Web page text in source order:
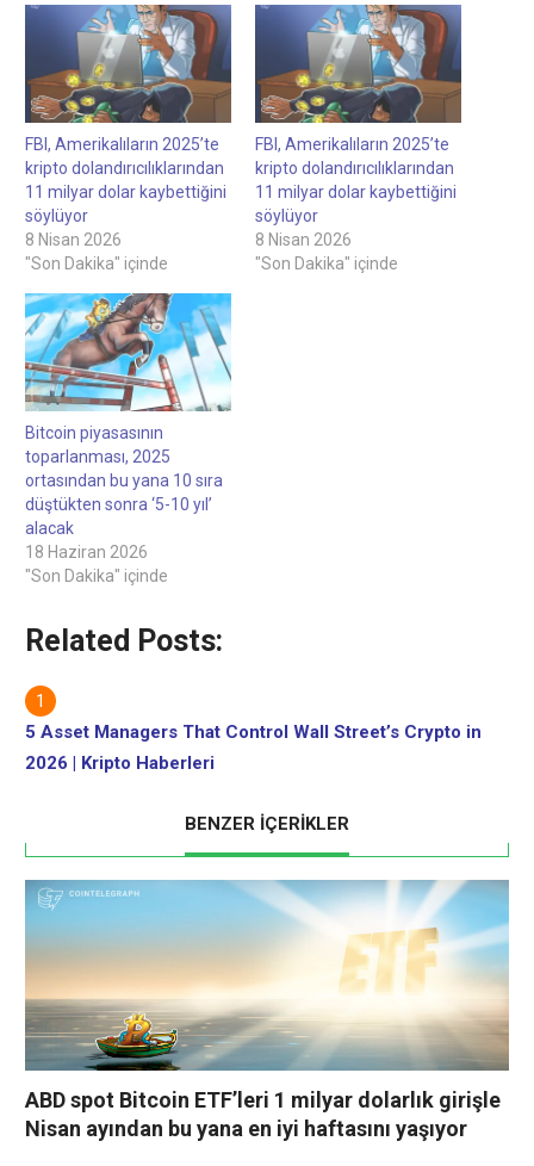
FBI, Amerikalıların 2025’te
kripto dolandırıcılıklarından
11 milyar dolar kaybettiğini
söylüyor
8 Nisan 2026
"Son Dakika" içinde
FBI, Amerikalıların 2025’te
kripto dolandırıcılıklarından
11 milyar dolar kaybettiğini
söylüyor
8 Nisan 2026
"Son Dakika" içinde
Bitcoin piyasasının
toparlanması, 2025
ortasından bu yana 10 sıra
düştükten sonra ‘5-10 yıl’
alacak
18 Haziran 2026
"Son Dakika" içinde
Related Posts:
5 Asset Managers That Control Wall Street’s Crypto in
2026 | Kripto Haberleri
BENZER İÇERİKLER
ABD spot Bitcoin ETF’leri 1 milyar dolarlık girişle
Nisan ayından bu yana en iyi haftasını yaşıyor